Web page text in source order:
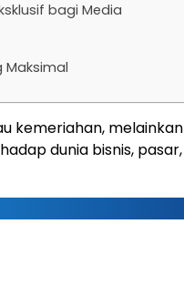
bagi Media
Maksimal
kemeriahan, melainkan
dunia bisnis, pasar,